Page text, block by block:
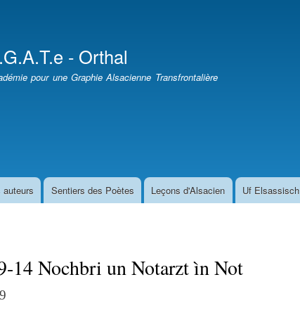
- Orthal
pour une Graphie Alsacienne Transfrontalière
auteurs Sentiers des Poètes Leçons d'Alsacien Uf Elsassisch
14 Nochbri un Notarzt ìn Not